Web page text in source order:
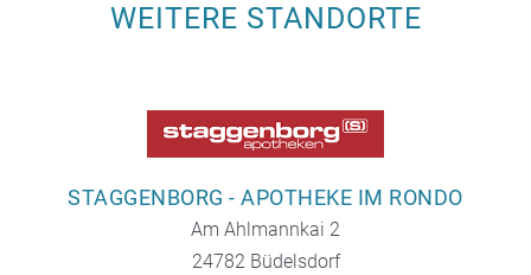
WEITERE STANDORTE
STAGGENBORG - APOTHEKE IM RONDO
Am Ahlmannkai 2
24782 Büdelsdorf